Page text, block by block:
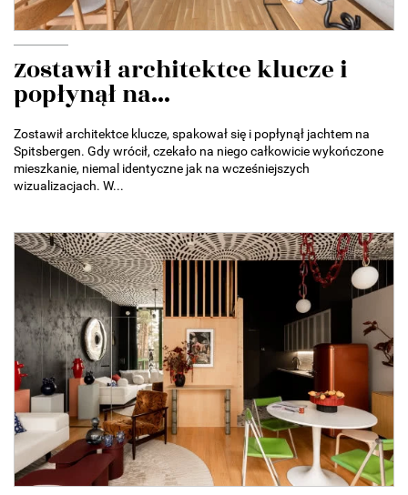
Zostawił architektce klucze i
popłynął na...
Zostawił architektce klucze, spakował się i popłynął jachtem na
Spitsbergen. Gdy wrócił, czekało na niego całkowicie wykończone
mieszkanie, niemal identyczne jak na wcześniejszych
wizualizacjach. W...